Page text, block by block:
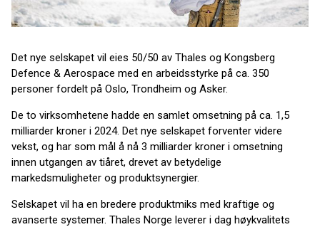
Det nye selskapet vil eies 50/50 av Thales og Kongsberg
Defence & Aerospace med en arbeidsstyrke på ca. 350
personer fordelt på Oslo, Trondheim og Asker.
De to virksomhetene hadde en samlet omsetning på ca. 1,5
milliarder kroner i 2024. Det nye selskapet forventer videre
vekst, og har som mål å nå 3 milliarder kroner i omsetning
innen utgangen av tiåret, drevet av betydelige
markedsmuligheter og produktsynergier.
Selskapet vil ha en bredere produktmiks med kraftige og
avanserte systemer. Thales Norge leverer i dag høykvalitets